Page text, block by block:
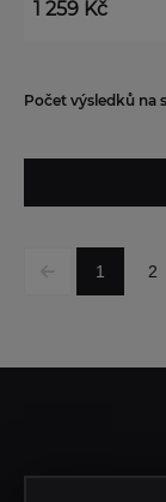
1 259 Kč
1 2
Počet výsledků na